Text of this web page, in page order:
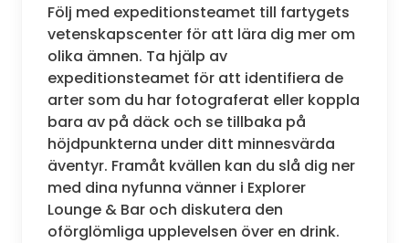
Följ med expeditionsteamet till fartygets
vetenskapscenter för att lära dig mer om
olika ämnen. Ta hjälp av
expeditionsteamet för att identifiera de
arter som du har fotograferat eller koppla
bara av på däck och se tillbaka på
höjdpunkterna under ditt minnesvärda
äventyr. Framåt kvällen kan du slå dig ner
med dina nyfunna vänner i Explorer
Lounge & Bar och diskutera den
oförglömliga upplevelsen över en drink.